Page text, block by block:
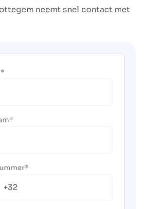
neemt snel contact met
+32